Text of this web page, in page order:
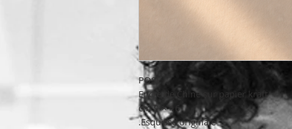
POSE
Encre de Chine sur papier kraft
16 × 9 cm
Esquisse originale.